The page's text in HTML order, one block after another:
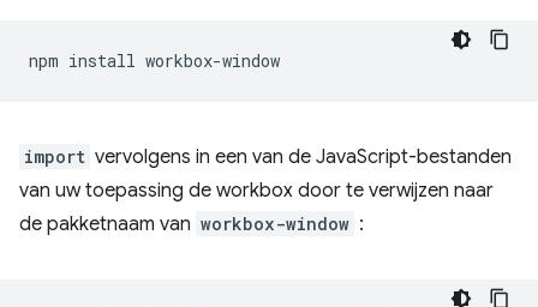
npm install
import vervolgens in een van de JavaScript-bestanden
van uw toepassing de workbox door te verwijzen naar
de pakketnaam van workbox-window :